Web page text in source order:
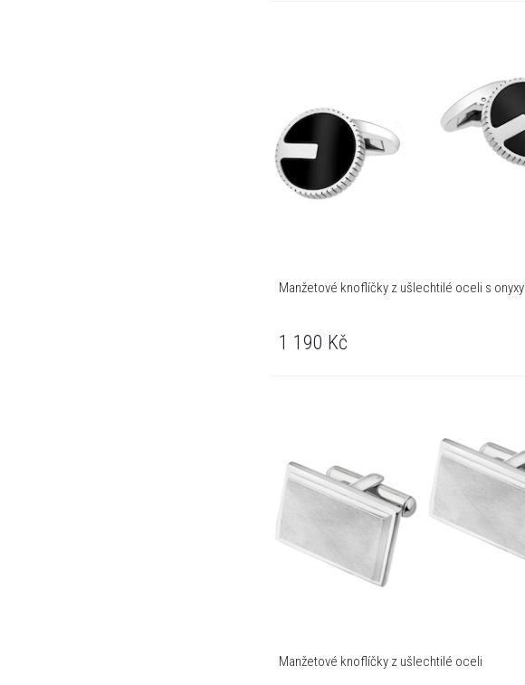
Manžetové knoflíčky z ušlechtilé oceli s onyxy
1 190 Kč
Manžetové knoflíčky z ušlechtilé oceli